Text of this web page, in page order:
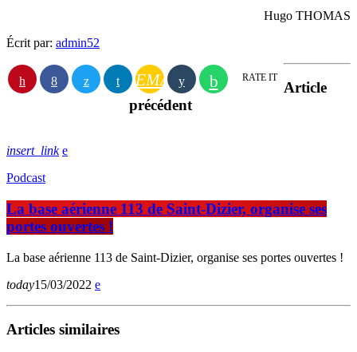
Hugo THOMAS
Écrit par: admin52
EMAIL RATE IT
Article
précédent
insert_link
Podcast
La base aérienne 113 de Saint-Dizier, organise ses
portes ouvertes !
La base aérienne 113 de Saint-Dizier, organise ses portes ouvertes !
today15/03/2022
Articles similaires